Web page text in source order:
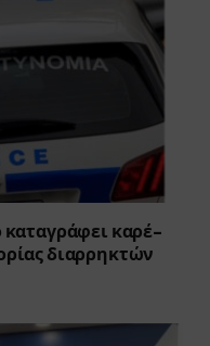
καταγράφει καρέ-
διαρρηκτών